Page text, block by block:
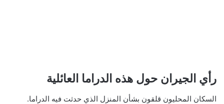
رأي الجيران حول هذه الدراما العائلية
السكان المحليون قلقون بشأن المنزل الذي حدثت فيه الدراما.